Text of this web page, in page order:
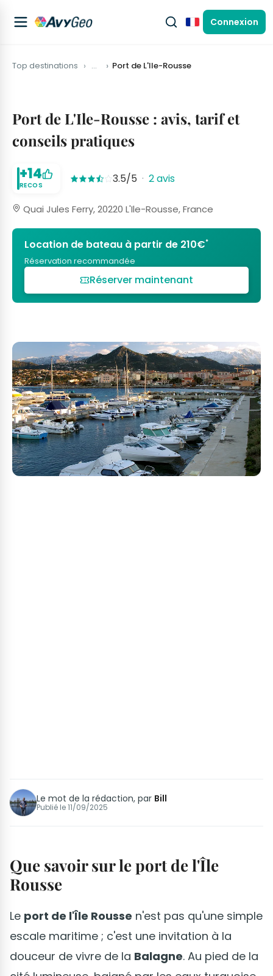
FrançaisConnexion
Top destinations … Port de L'Ile-Rousse
Port de L'Ile-Rousse : avis, tarif et
conseils pratiques
+14
RECOS 3.5/5 · 2 avis
Quai Jules Ferry, 20220 L'Ile-Rousse, France
Location de bateau à partir de 210€*
Réservation recommandée
Réserver maintenant
Le mot de la rédaction, par Bill
Publié le11/09/2025
Que savoir sur le port de l'Île
Rousse
Le port de l'Île Rousse n'est pas qu'une simple
escale maritime ; c'est une invitation à la
douceur de vivre de la Balagne. Au pied de la